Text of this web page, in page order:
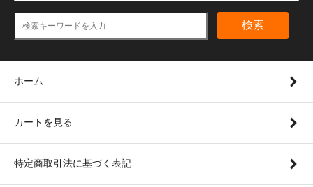
検索
ホーム
カートを見る
特定商取引法に基づく表記